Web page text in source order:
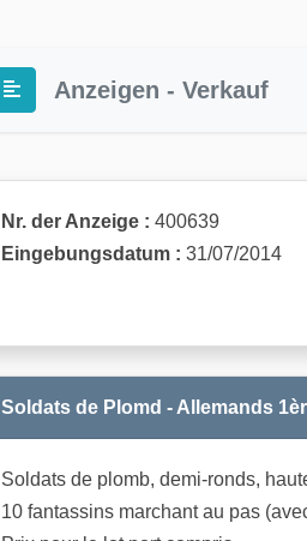
Anzeigen - Verkauf
Nr. der Anzeige : 400639
Eingebungsdatum : 31/07/2014
Soldats de Plomd - Allemands
Soldats de plomb, demi-ronds,
10 fantassins marchant au pas